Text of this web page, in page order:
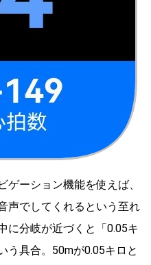
ゲーション機能を使えば、
声でしてくれるという至れ
に分岐が近づくと「0.05キ
う具合。50mが0.05キロと